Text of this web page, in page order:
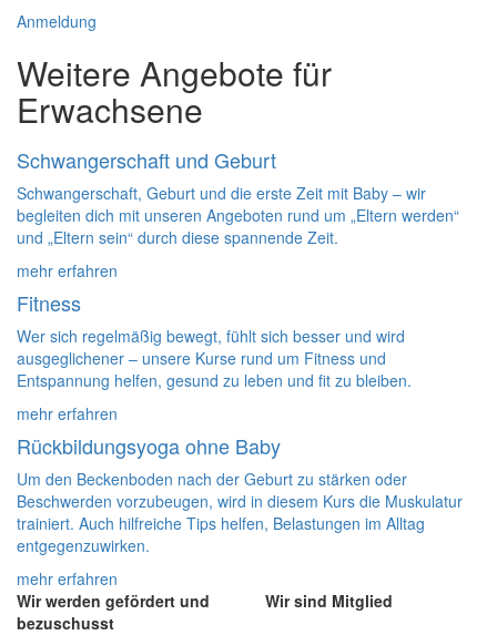
Anmeldung
Weitere Angebote für
Erwachsene
Schwangerschaft und Geburt
Schwangerschaft, Geburt und die erste Zeit mit Baby – wir
begleiten dich mit unseren Angeboten rund um „Eltern werden“
und „Eltern sein“ durch diese spannende Zeit.
mehr erfahren
Fitness
Wer sich regelmäßig bewegt, fühlt sich besser und wird
ausgeglichener – unsere Kurse rund um Fitness und
Entspannung helfen, gesund zu leben und fit zu bleiben.
mehr erfahren
Rückbildungsyoga ohne Baby
Um den Beckenboden nach der Geburt zu stärken oder
Beschwerden vorzubeugen, wird in diesem Kurs die Muskulatur
trainiert. Auch hilfreiche Tips helfen, Belastungen im Alltag
entgegenzuwirken.
mehr erfahren
Wir werden gefördert und
bezuschusst
Wir sind Mitglied